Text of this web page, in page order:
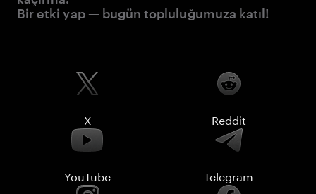
Bir etki yap — bugün topluluğumuza katıl!
X Reddit
YouTube Telegram